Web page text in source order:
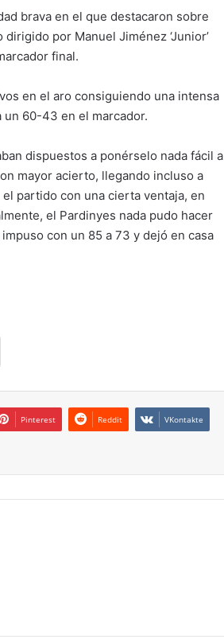
brava en el que destacaron sobre
por Manuel Jiménez ‘Junior’
final.
en el aro consiguiendo una intensa
60-43 en el marcador.
dispuestos a ponérselo nada fácil a
mayor acierto, llegando incluso a
partido con una cierta ventaja, en
el Pardinyes nada pudo hacer
con un 85 a 73 y dejó en casa
Pinterest Reddit VKontakte